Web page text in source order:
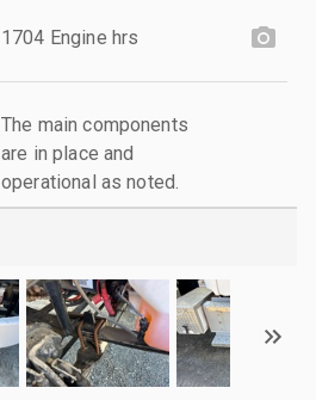
1704 Engine hrs
The main components
are in place and
operational as noted.